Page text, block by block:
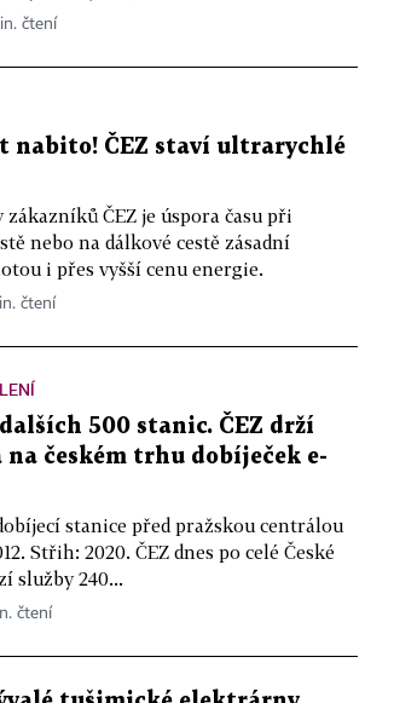
čtení
nabito! ČEZ staví ultrarychlé
ČEZ je úspora času při
nebo na dálkové cestě zásadní
i přes vyšší cenu energie.
čtení
500 stanic. ČEZ drží
českém trhu dobíječek e-
stanice před pražskou centrálou
Střih: 2020. ČEZ dnes po celé České
služby 240...
čtení